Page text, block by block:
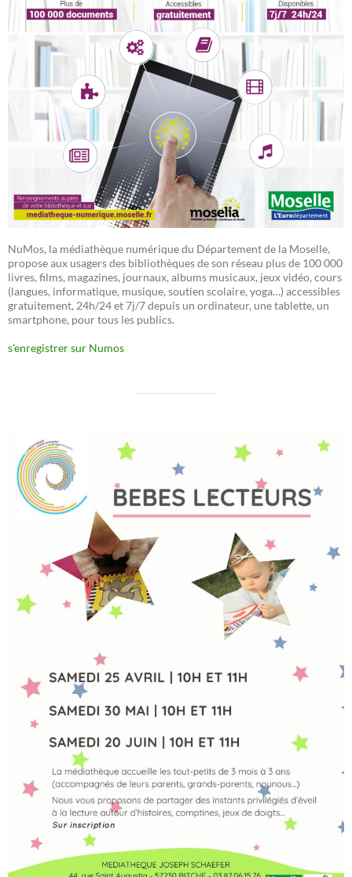
NuMos, la médiathèque numérique du Département de la Moselle,
propose aux usagers des bibliothèques de son réseau plus de 100 000
livres, films, magazines, journaux, albums musicaux, jeux vidéo, cours
(langues, informatique, musique, soutien scolaire, yoga…) accessibles
gratuitement, 24h/24 et 7j/7 depuis un ordinateur, une tablette, un
smartphone, pour tous les publics.
s'enregistrer sur Numos